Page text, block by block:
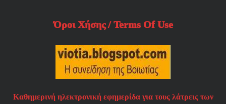
Όροι Χήσης / Terms Of Use
Καθημερινή ηλεκτρονική εφημερίδα για τους λάτρεις των